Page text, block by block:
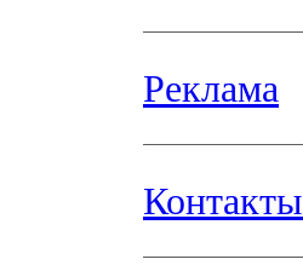
Реклама
Контакты